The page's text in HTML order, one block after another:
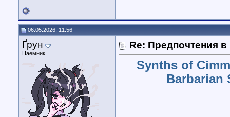
06.05.2026, 11:56
Ґрун
Наемник
Re: Предпочтения
Synths of
Barbarian